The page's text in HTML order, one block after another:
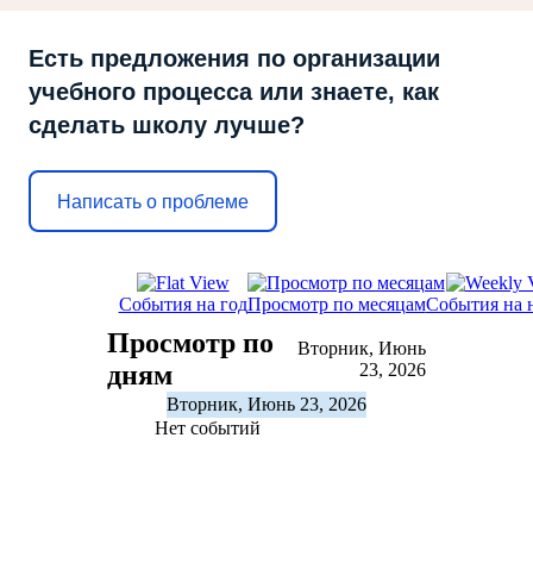
Есть предложения по организации
учебного процесса или знаете, как
сделать школу лучше?
Написать о проблеме
События на годПросмотр по месяцамСобытия на
Просмотр по
дням
Вторник, Июнь
23, 2026
Вторник, Июнь 23, 2026
Нет событий